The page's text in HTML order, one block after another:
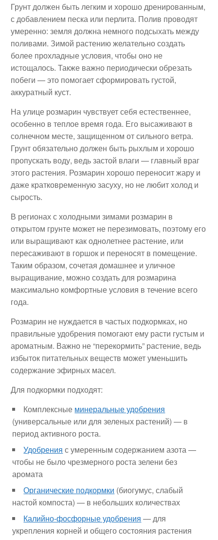
Грунт должен быть легким и хорошо дренированным,
с добавлением песка или перлита. Полив проводят
умеренно: земля должна немного подсыхать между
поливами. Зимой растению желательно создать
более прохладные условия, чтобы оно не
истощалось. Также важно периодически обрезать
побеги — это помогает сформировать густой,
аккуратный куст.
На улице розмарин чувствует себя естественнее,
особенно в теплое время года. Его высаживают в
солнечном месте, защищенном от сильного ветра.
Грунт обязательно должен быть рыхлым и хорошо
пропускать воду, ведь застой влаги — главный враг
этого растения. Розмарин хорошо переносит жару и
даже кратковременную засуху, но не любит холод и
сырость.
В регионах с холодными зимами розмарин в
открытом грунте может не перезимовать, поэтому его
или выращивают как однолетнее растение, или
пересаживают в горшок и переносят в помещение.
Таким образом, сочетая домашнее и уличное
выращивание, можно создать для розмарина
максимально комфортные условия в течение всего
года.
Розмарин не нуждается в частых подкормках, но
правильные удобрения помогают ему расти густым и
ароматным. Важно не “перекормить” растение, ведь
избыток питательных веществ может уменьшить
содержание эфирных масел.
Для подкормки подходят:
Комплексные минеральные удобрения
(универсальные или для зеленых растений) — в
период активного роста.
Удобрения с умеренным содержанием азота —
чтобы не было чрезмерного роста зелени без
аромата
Органические подкормки (биогумус, слабый
настой компоста) — в небольших количествах
Калийно-фосфорные удобрения — для
укрепления корней и общего состояния растения